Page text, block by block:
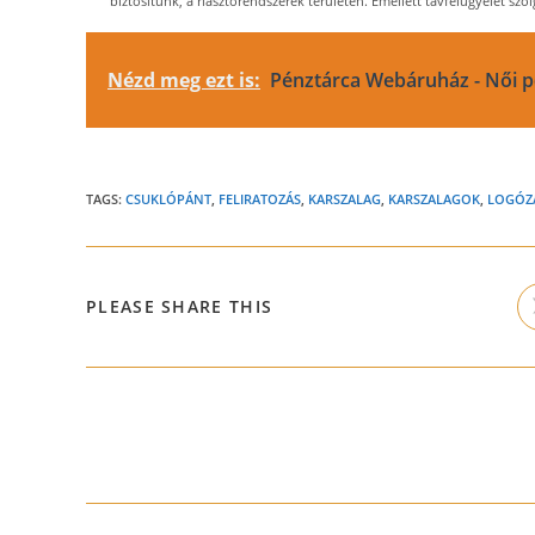
Nézd meg ezt is: Pénztárca Webáruház - Női
TAGS: CSUKLÓPÁNT, FELIRATOZÁS, KARSZALAG, KARSZALAGOK,
PLEASE SHARE THIS